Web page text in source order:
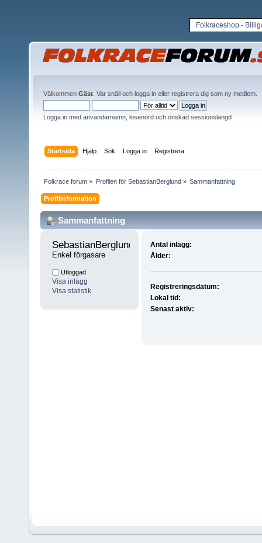
Folkraceshop -
Välkommen Gäst . Var snäll och logga in eller registrera dig som ny medlem
Logga in med användarnamn, lösenord och önskad sessionslängd
Startsida Hjälp Sök Logga in Registrera
Folkrace forum » Profilen för SebastianBerglund» Sammanfattning
Profilinformation
Sammanfattning
Enkel förgasare
Utloggad
Visa inlägg
Visa statistik
Antal inlägg:
Ålder:
Registreringsdatum:
Lokal tid:
Senast aktiv: